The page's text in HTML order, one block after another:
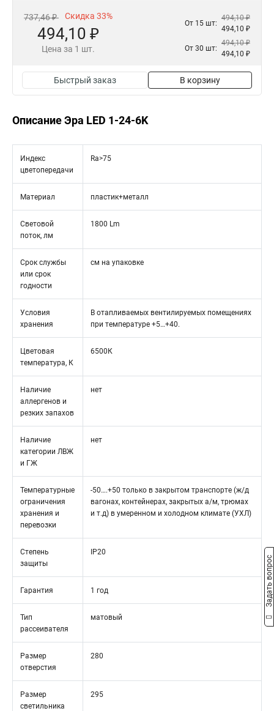
737,46 ₽ Скидка 33%
494,10 ₽
Цена за 1 шт.
От 15 шт:
494,10 ₽
494,10 ₽
От 30 шт:
494,10 ₽
494,10 ₽
Быстрый заказ В корзину
Описание Эра LED 1-24-6K
Индекс
цветопередачи
Ra>75
Материал пластик+металл
Световой
поток, лм
1800 Lm
Срок службы
или срок
годности
см на упаковке
Условия
хранения
В отапливаемых вентилируемых помещениях
при температуре +5…+40.
Цветовая
температура, К
6500К
Наличие
аллергенов и
резких запахов
нет
Наличие
категории ЛВЖ
и ГЖ
нет
Температурные
ограничения
хранения и
перевозки
-50….+50 только в закрытом транспорте (ж/д
вагонах, контейнерах, закрытых а/м, трюмах
и т.д) в умеренном и холодном климате (УХЛ)
Степень
защиты
IP20
Гарантия 1 год
Тип
рассеивателя
матовый
Размер
отверстия
280
Размер
светильника
295
Задать вопрос